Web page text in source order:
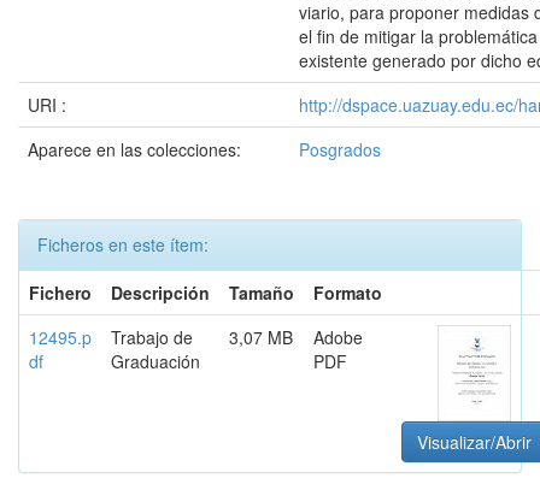
viario, para proponer medidas
el fin de mitigar la
existente generado por dicho
URI :
http://dspace.uazuay.edu.ec/
Aparece en las colecciones:
Posgrados
Ficheros en este ítem:
Fichero
Descripción Tamaño
Formato
12495.p
df
Trabajo de
Graduación
3,07 MB
Adobe
PDF
Visualizar/Abrir